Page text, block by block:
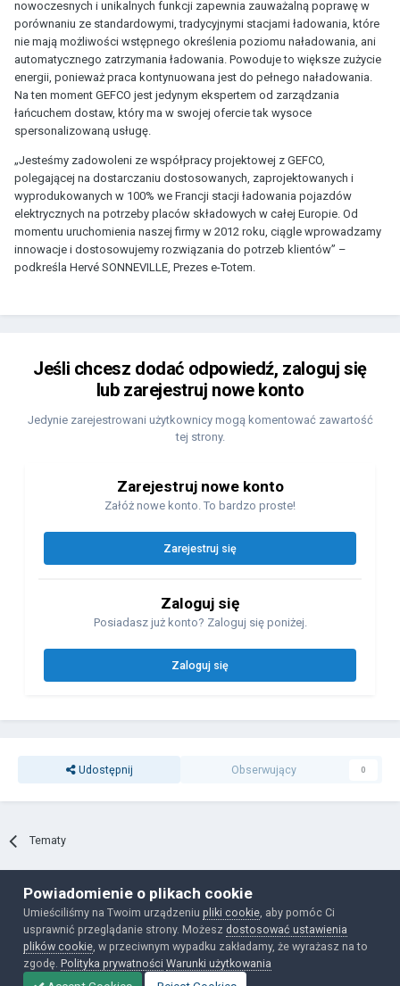
nowoczesnych i unikalnych funkcji zapewnia zauważalną poprawę w
porównaniu ze standardowymi, tradycyjnymi stacjami ładowania, które
nie mają możliwości wstępnego określenia poziomu naładowania, ani
automatycznego zatrzymania ładowania. Powoduje to większe zużycie
energii, ponieważ praca kontynuowana jest do pełnego naładowania.
Na ten moment GEFCO jest jedynym ekspertem od zarządzania
łańcuchem dostaw, który ma w swojej ofercie tak wysoce
spersonalizowaną usługę.
„Jesteśmy zadowoleni ze współpracy projektowej z GEFCO,
polegającej na dostarczaniu dostosowanych, zaprojektowanych i
wyprodukowanych w 100% we Francji stacji ładowania pojazdów
elektrycznych na potrzeby placów składowych w całej Europie. Od
momentu uruchomienia naszej firmy w 2012 roku, ciągle wprowadzamy
innowacje i dostosowujemy rozwiązania do potrzeb klientów” –
podkreśla Hervé SONNEVILLE, Prezes e-Totem.
Jeśli chcesz dodać odpowiedź, zaloguj się
lub zarejestruj nowe konto
Jedynie zarejestrowani użytkownicy mogą komentować zawartość
tej strony.
Zarejestruj nowe konto
Załóż nowe konto. To bardzo proste!
Zarejestruj się
Zaloguj się
Posiadasz już konto? Zaloguj się poniżej.
Zaloguj się
Udostępnij Obserwujący 0
Tematy
Polityka prywatności Ciasteczka
Powered by Invision Community
Powiadomienie o plikach cookie
Umieściliśmy na Twoim urządzeniupliki cookie , aby pomóc Ci
usprawnić przeglądanie strony. Możesz dostosować ustawienia
plików cookie , w przeciwnym wypadku zakładamy, że wyrażasz na to
zgodę.Polityka prywatności Warunki użytkowania